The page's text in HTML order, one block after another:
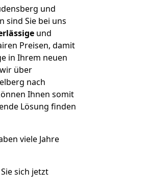
und
sind Sie bei uns
und
Preisen, damit
in Ihrem neuen
über
nach
Ihnen somit
Lösung finden
viele Jahre
sich jetzt